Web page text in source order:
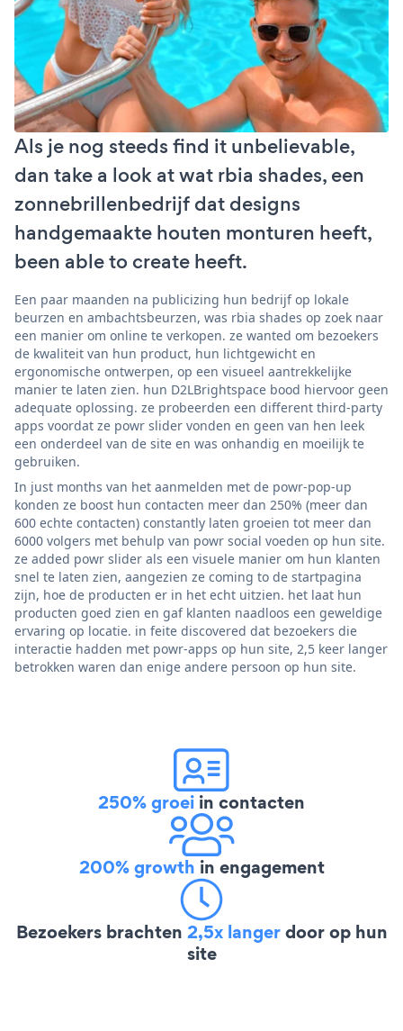
Als je nog steeds find it unbelievable,
dan take a look at wat rbia shades, een
zonnebrillenbedrijf dat designs
handgemaakte houten monturen heeft,
been able to create heeft.
Een paar maanden na publicizing hun bedrijf op lokale
beurzen en ambachtsbeurzen, was rbia shades op zoek naar
een manier om online te verkopen. ze wanted om bezoekers
de kwaliteit van hun product, hun lichtgewicht en
ergonomische ontwerpen, op een visueel aantrekkelijke
manier te laten zien. hun D2LBrightspace bood hiervoor geen
adequate oplossing. ze probeerden een different third-party
apps voordat ze powr slider vonden en geen van hen leek
een onderdeel van de site en was onhandig en moeilijk te
gebruiken.
In just months van het aanmelden met de powr-pop-up
konden ze boost hun contacten meer dan 250% (meer dan
600 echte contacten) constantly laten groeien tot meer dan
6000 volgers met behulp van powr social voeden op hun site.
ze added powr slider als een visuele manier om hun klanten
snel te laten zien, aangezien ze coming to de startpagina
zijn, hoe de producten er in het echt uitzien. het laat hun
producten goed zien en gaf klanten naadloos een geweldige
ervaring op locatie. in feite discovered dat bezoekers die
interactie hadden met powr-apps op hun site, 2,5 keer langer
betrokken waren dan enige andere persoon op hun site.
250% groei in contacten
200% growth in engagement
Bezoekers brachten 2,5x langerdoor op hun
site